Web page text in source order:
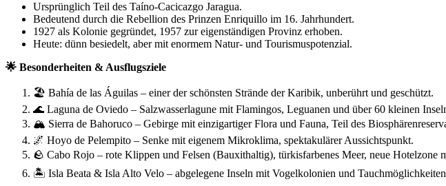
Ursprünglich Teil des Taíno‑Cacicazgo Jaragua.
Bedeutend durch die Rebellion des Prinzen Enriquillo im 16. Jahrhundert.
1927 als Kolonie gegründet, 1957 zur eigenständigen Provinz erhoben.
Heute: dünn besiedelt, aber mit enormem Natur‑ und Tourismuspotenzial.
🌟 Besonderheiten & Ausflugsziele
🏖️ Bahía de las Águilas – einer der schönsten Strände der Karibik, unberührt und geschützt.
🌊 Laguna de Oviedo – Salzwasserlagune mit Flamingos, Leguanen und über 60 kleinen
🏔️ Sierra de Bahoruco – Gebirge mit einzigartiger Flora und Fauna, Teil des
🌌 Hoyo de Pelempito – Senke mit eigenem Mikroklima, spektakulärer Aussichtspunkt.
🪨 Cabo Rojo – rote Klippen und Felsen (Bauxithaltig), türkisfarbenes Meer, neue Hotelzone
🏝️ Isla Beata & Isla Alto Velo – abgelegene Inseln mit Vogelkolonien und